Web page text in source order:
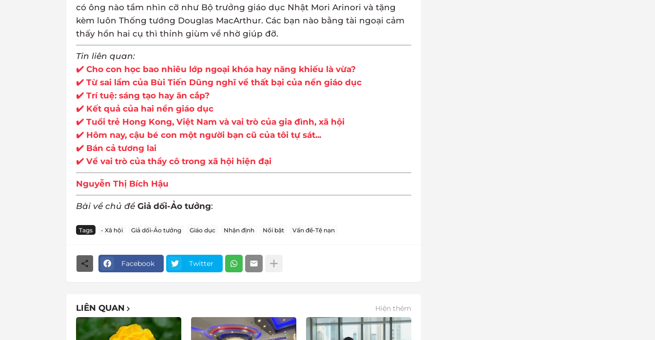
có ông nào tầm nhìn cỡ như Bộ trưởng giáo dục Nhật Mori Arinori và tặng
kèm luôn Thống tướng Douglas MacArthur. Các bạn nào bằng tài ngoại cảm
thấy hồn hai cụ thì thỉnh giùm về nhờ giúp đỡ.
Tin liên quan:
✔️ Cho con học bao nhiêu lớp ngoại khóa hay năng khiếu là vừa?
✔️ Từ sai lầm của Bùi Tiến Dũng nghĩ về thất bại của nền giáo dục
✔️ Trí tuệ: sáng tạo hay ăn cắp?
✔️ Kết quả của hai nền giáo dục
✔️ Tuổi trẻ Hong Kong, Việt Nam và vai trò của gia đình, xã hội
✔️ Hôm nay, cậu bé con một người bạn cũ của tôi tự sát...
✔️ Bán cả tương lai
✔️ Về vai trò của thầy cô trong xã hội hiện đại
Nguyễn Thị Bích Hậu
Bài về chủ đề Giả dối-Ảo tưởng:
Tags - Xã hội Giả dối-Ảo tưởng Giáo dục Nhận định Nổi bật Vấn đề-Tệ nạn
Facebook Twitter
LIÊN QUAN Hiện thêm